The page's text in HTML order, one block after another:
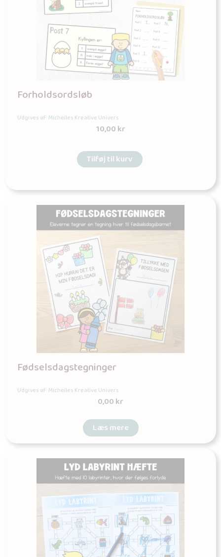
Forholdsordsløb
Udgives af: Michelles Kreative Univers
10,00kr
Tilføj til kurv
Fødselsdagstegninger
Udgives af: Michelles Kreative Univers
0,00kr
Læs mere